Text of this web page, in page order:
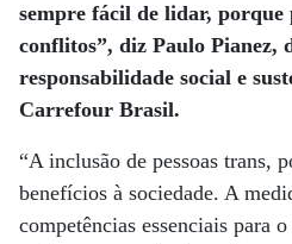
sempre fácil de lidar, porque
conflitos”, diz Paulo Pianez,
responsabilidade social e
Carrefour Brasil.
“A inclusão de pessoas trans,
benefícios à sociedade. A
competências essenciais para